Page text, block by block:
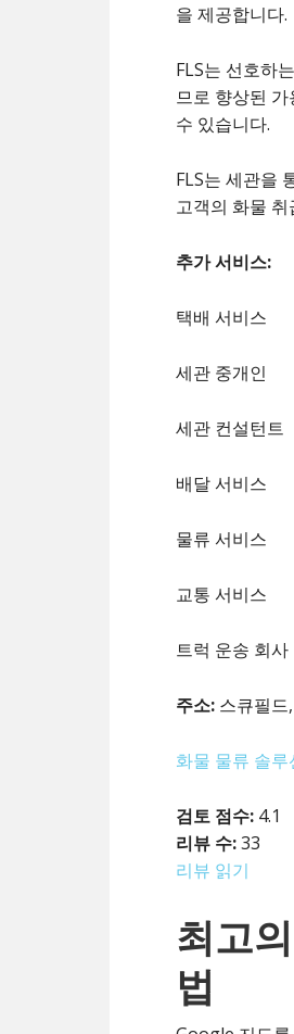
을 제공합니다.
FLS는 선호하
므로 향상된
수 있습니다.
FLS는 세관을
고객의 화물
추가 서비스:
택배 서비스
세관 중개인
세관 컨설턴트
배달 서비스
물류 서비스
교통 서비스
트럭 운송 회사
주소: 스큐필드
화물 물류 솔
검토 점수: 4.1
리뷰 수:33
리뷰 읽기
최고
법